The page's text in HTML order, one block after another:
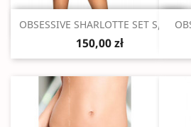
Szybki podgląd
OBSESSIVE SHARLOTTE SET S/M...
150,00 zł